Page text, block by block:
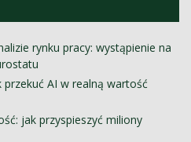
rynku pracy: wystąpienie na
AI w realną wartość
jak przyspieszyć miliony